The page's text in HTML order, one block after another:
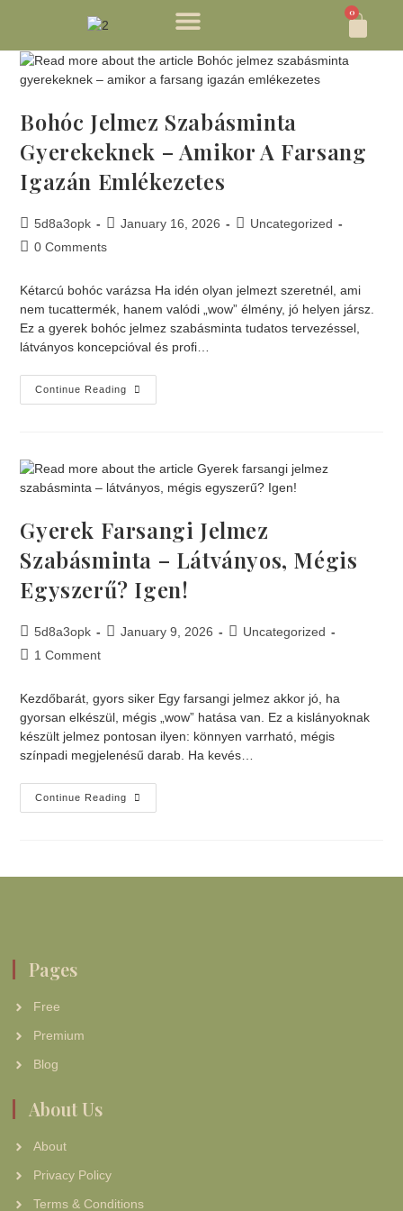
0
Bohóc Jelmez Szabásminta
Gyerekeknek – Amikor A Farsang
Igazán Emlékezetes
5d8a3opk January 16, 2026
Uncategorized
0 Comments
Kétarcú bohóc varázsa Ha idén olyan jelmezt szeretnél, ami
nem tucattermék, hanem valódi „wow” élmény, jó helyen jársz.
Ez a gyerek bohóc jelmez szabásminta tudatos tervezéssel,
látványos koncepcióval és profi…
Continue Reading
Gyerek Farsangi Jelmez
Szabásminta – Látványos, Mégis
Egyszerű? Igen!
5d8a3opk January 9, 2026
Uncategorized
1 Comment
Kezdőbarát, gyors siker Egy farsangi jelmez akkor jó, ha
gyorsan elkészül, mégis „wow” hatása van. Ez a kislányoknak
készült jelmez pontosan ilyen: könnyen varrható, mégis
színpadi megjelenésű darab. Ha kevés…
Continue Reading
Pages
Free
Premium
Blog
About Us
About
Privacy Policy
Terms & Conditions